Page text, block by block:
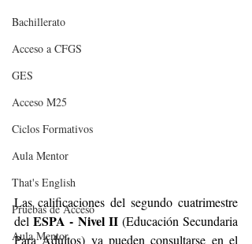
Bachillerato
Acceso a CFGS
GES
Acceso M25
Ciclos Formativos
Aula Mentor
That's English
Pruebas de Acceso
Aula Mentor
Las calificaciones del segundo cuatrimestre
del ESPA - Nivel II (Educación Secundaria